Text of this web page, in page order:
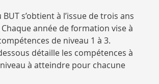
s’obtient à l’issue de trois ans
année de formation vise à
de niveau 1 à 3.
détaille les compétences à
à atteindre pour chacune